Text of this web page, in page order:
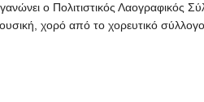
ο Πολιτιστικός Λαογραφικός
χορό από το χορευτικό